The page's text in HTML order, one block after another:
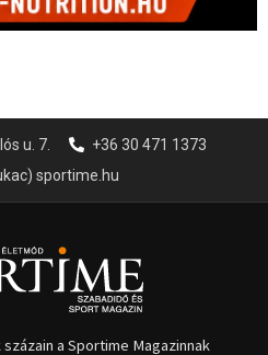
u. 7.
+36 30 471 1373
sportime.hu
a Sportime Magazinnak